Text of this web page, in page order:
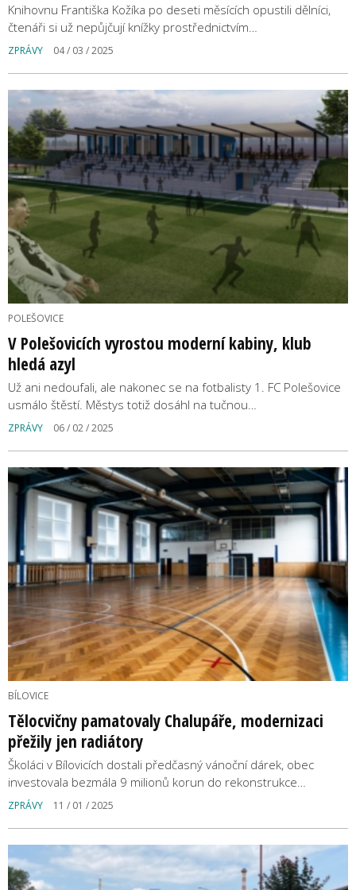
Knihovnu Františka Kožíka po deseti měsících opustili dělníci,
čtenáři si už nepůjčují knížky prostřednictvím…
ZPRÁVY 04 / 03 / 2025
POLEŠOVICE
V Polešovicích vyrostou moderní kabiny, klub
hledá azyl
Už ani nedoufali, ale nakonec se na fotbalisty 1. FC Polešovice
usmálo štěstí. Městys totiž dosáhl na tučnou…
ZPRÁVY 06 / 02 / 2025
BÍLOVICE
Tělocvičny pamatovaly Chalupáře, modernizaci
přežily jen radiátory
Školáci v Bílovicích dostali předčasný vánoční dárek, obec
investovala bezmála 9 milionů korun do rekonstrukce…
ZPRÁVY 11 / 01 / 2025